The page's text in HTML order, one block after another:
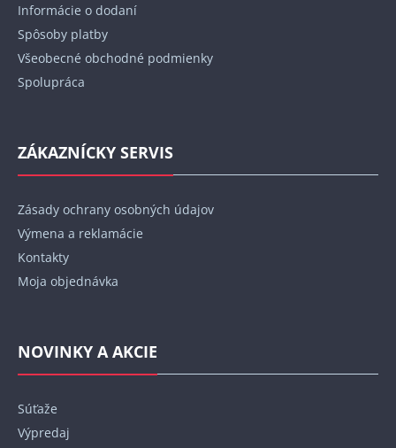
Informácie o dodaní
Spôsoby platby
Všeobecné obchodné podmienky
Spolupráca
ZÁKAZNÍCKY SERVIS
Zásady ochrany osobných údajov
Výmena a reklamácie
Kontakty
Moja objednávka
NOVINKY A AKCIE
Súťaže
Výpredaj